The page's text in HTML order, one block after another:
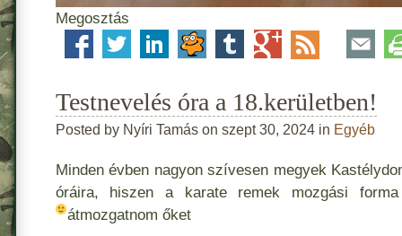
Megosztás
Testnevelés óra a 18.kerületben!
Posted by Nyíri Tamás on szept 30, 2024 in Egyéb
Minden évben nagyon szívesen megyek
óráira, hiszen a karate remek mozgási
átmozgatnom őket